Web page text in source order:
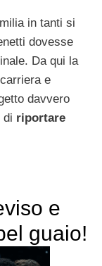
in tanti si
dovesse
Da qui la
e
davvero
di riportare
e
guaio!